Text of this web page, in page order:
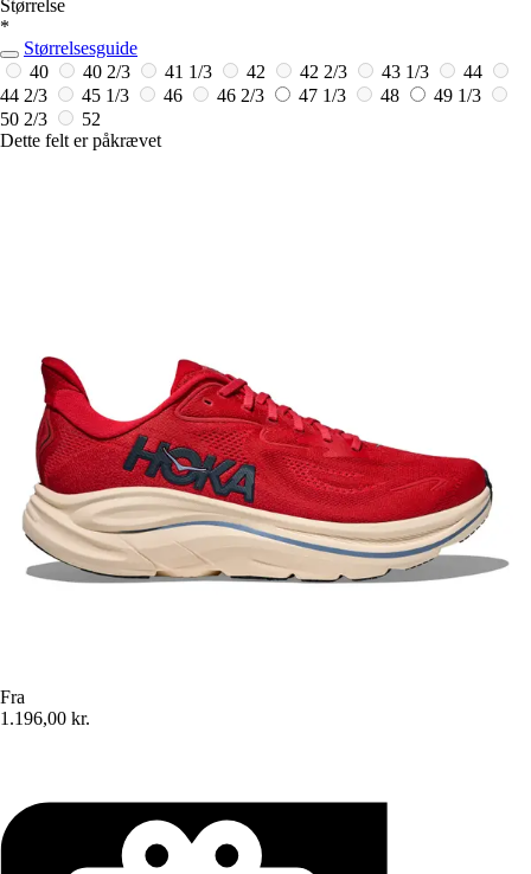
Størrelse
*
Størrelsesguide
40
40 2/3 41 1/3 42 42 2/3 43 1/3
44
44 2/3
45 1/3 46 46 2/3 47 1/3 48
49 1/3
50 2/3
52
Dette felt er påkrævet
Fra
1.196,00 kr.